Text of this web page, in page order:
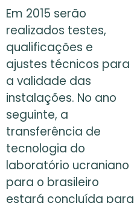
Em 2015 serão
realizados testes,
qualificações e
ajustes técnicos para
a validade das
instalações. No ano
seguinte, a
transferência de
tecnologia do
laboratório ucraniano
para o brasileiro
estará concluída para